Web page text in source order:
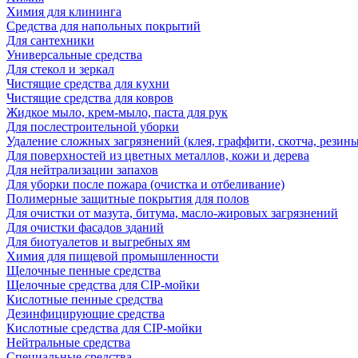
Химия для клининга
Средства для напольных покрытий
Для сантехники
Универсальные средства
Для стекол и зеркал
Чистящие средства для кухни
Чистящие средства для ковров
Жидкое мыло, крем-мыло, паста для рук
Для послестроительной уборки
Удаление сложных загрязнений (клея, граффити, скотча,
Для поверхностей из цветных металлов, кожи и дерева
Для нейтрализации запахов
Для уборки после пожара (очистка и отбеливание)
Полимерные защитные покрытия для полов
Для очистки от мазута, битума, масло-жировых загрязнений
Для очистки фасадов зданий
Для биотуалетов и выгребных ям
Химия для пищевой промышленности
Щелочные пенные средства
Щелочные средства для CIP-мойки
Кислотные пенные средства
Дезинфицирующие средства
Кислотные средства для CIP-мойки
Нейтральные средства